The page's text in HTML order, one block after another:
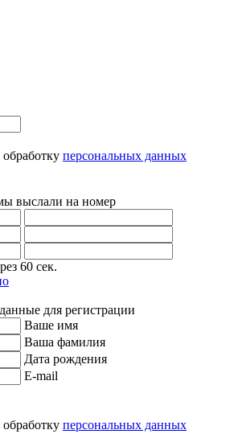
персональных данных
выслали на номер
60 сек.
для регистрации
Ваше имя
Ваша фамилия
Дата рождения
E-mail
персональных данных